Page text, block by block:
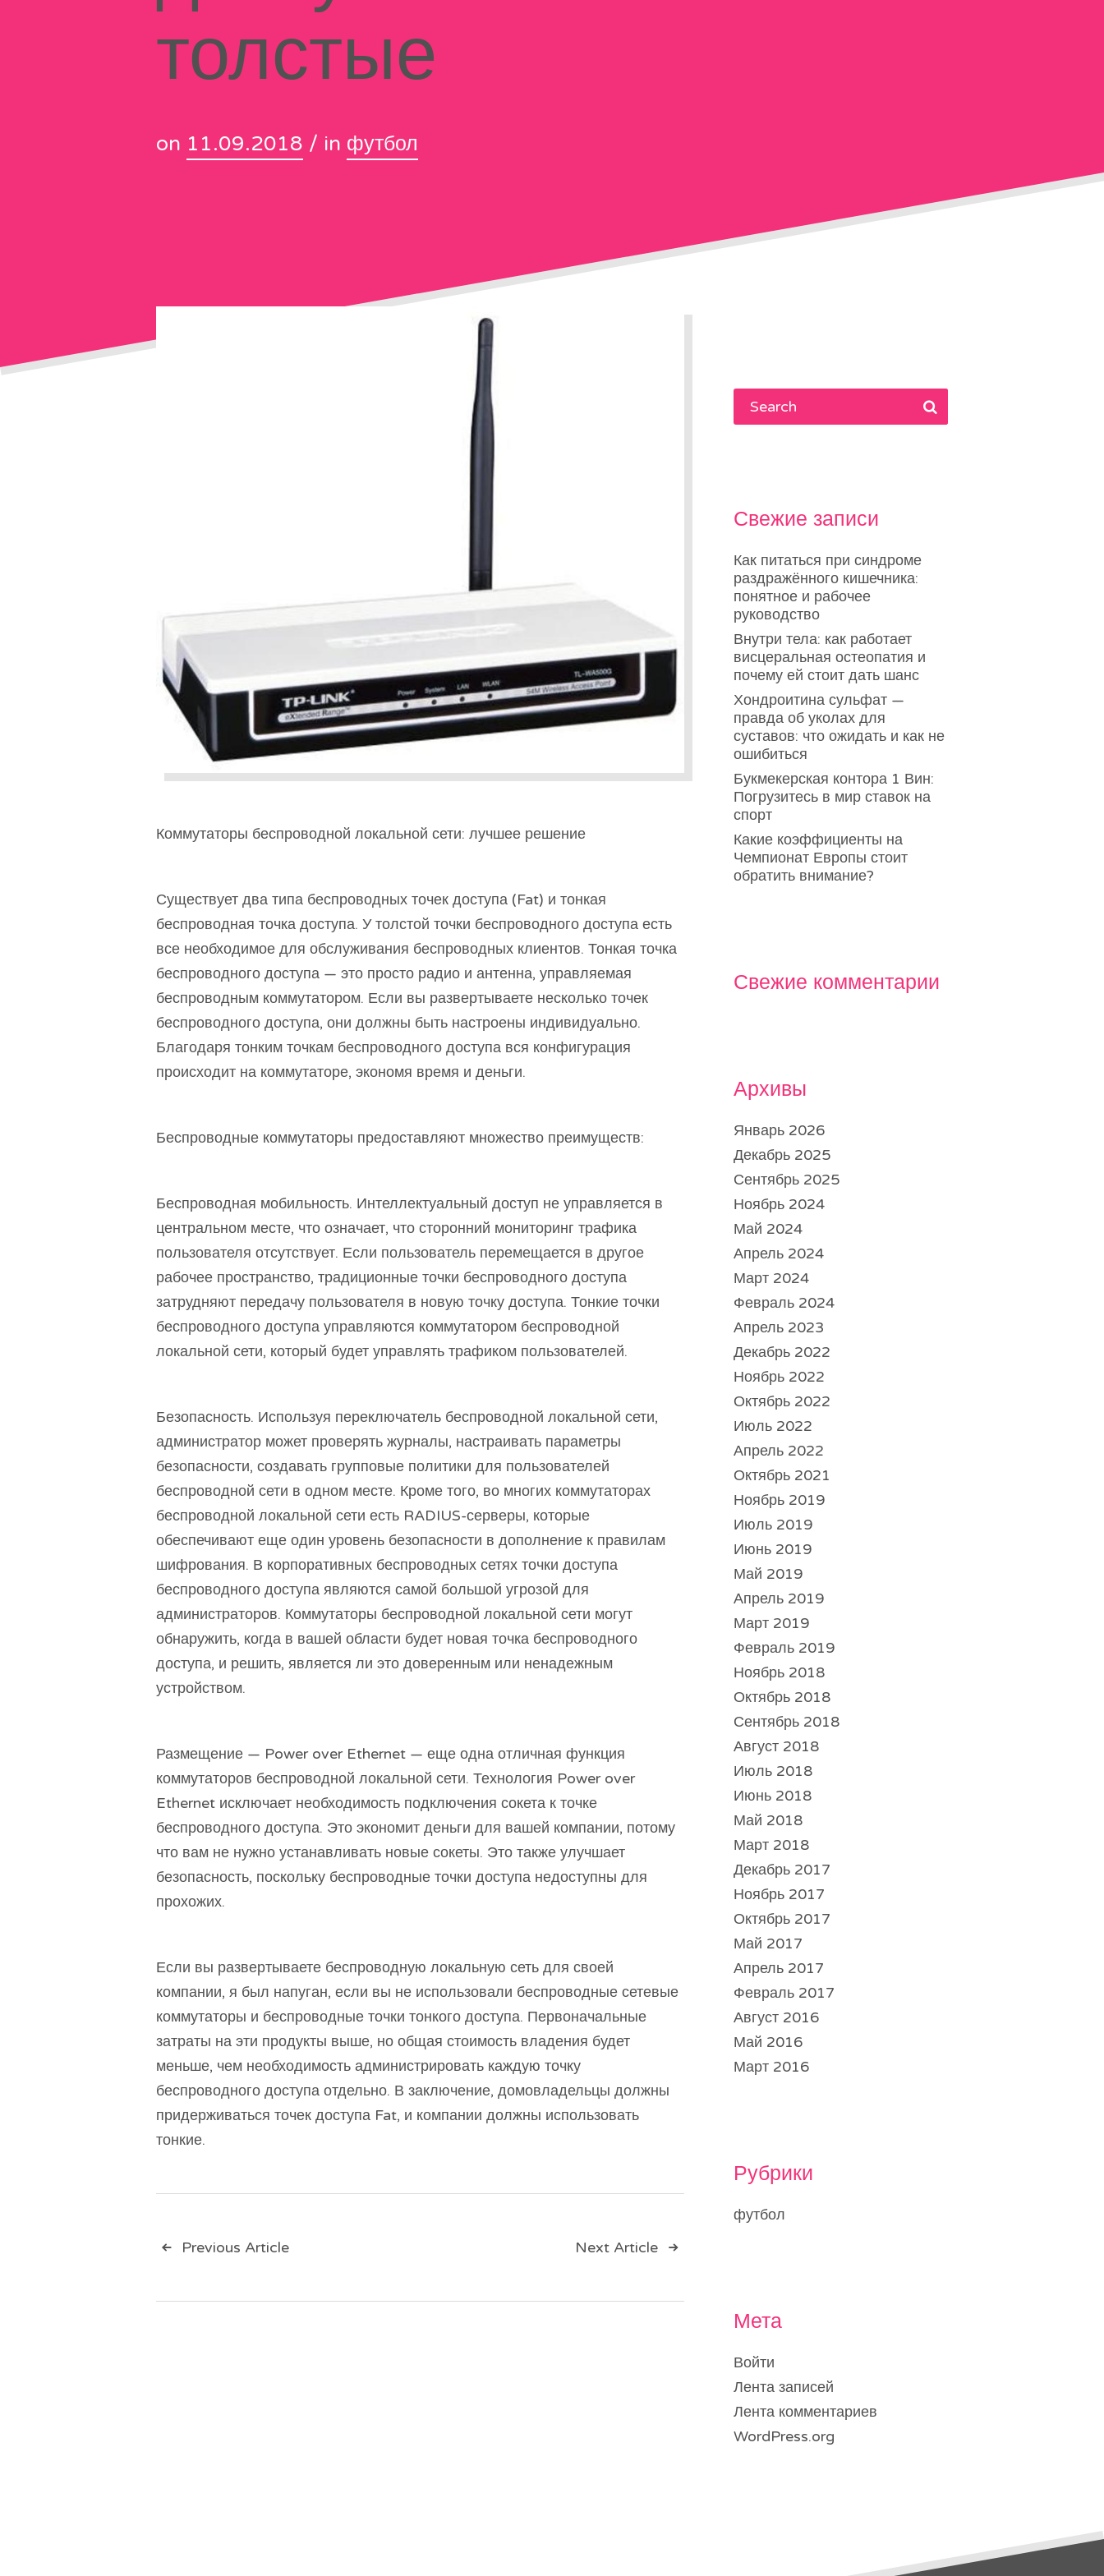
толстые
on 11.09.2018 / in футбол
Коммутаторы беспроводной локальной сети: лучшее решение
Существует два типа беспроводных точек доступа (Fat) и тонкая
беспроводная точка доступа. У толстой точки беспроводного доступа есть
все необходимое для обслуживания беспроводных клиентов. Тонкая точка
беспроводного доступа — это просто радио и антенна, управляемая
беспроводным коммутатором. Если вы развертываете несколько точек
беспроводного доступа, они должны быть настроены индивидуально.
Благодаря тонким точкам беспроводного доступа вся конфигурация
происходит на коммутаторе, экономя время и деньги.
Беспроводные коммутаторы предоставляют множество преимуществ:
Беспроводная мобильность. Интеллектуальный доступ не управляется в
центральном месте, что означает, что сторонний мониторинг трафика
пользователя отсутствует. Если пользователь перемещается в другое
рабочее пространство, традиционные точки беспроводного доступа
затрудняют передачу пользователя в новую точку доступа. Тонкие точки
беспроводного доступа управляются коммутатором беспроводной
локальной сети, который будет управлять трафиком пользователей.
Безопасность. Используя переключатель беспроводной локальной сети,
администратор может проверять журналы, настраивать параметры
безопасности, создавать групповые политики для пользователей
беспроводной сети в одном месте. Кроме того, во многих коммутаторах
беспроводной локальной сети есть RADIUS-серверы, которые
обеспечивают еще один уровень безопасности в дополнение к правилам
шифрования. В корпоративных беспроводных сетях точки доступа
беспроводного доступа являются самой большой угрозой для
администраторов. Коммутаторы беспроводной локальной сети могут
обнаружить, когда в вашей области будет новая точка беспроводного
доступа, и решить, является ли это доверенным или ненадежным
устройством.
Размещение — Power over Ethernet — еще одна отличная функция
коммутаторов беспроводной локальной сети. Технология Power over
Ethernet исключает необходимость подключения сокета к точке
беспроводного доступа. Это экономит деньги для вашей компании, потому
что вам не нужно устанавливать новые сокеты. Это также улучшает
безопасность, поскольку беспроводные точки доступа недоступны для
прохожих.
Если вы развертываете беспроводную локальную сеть для своей
компании, я был напуган, если вы не использовали беспроводные сетевые
коммутаторы и беспроводные точки тонкого доступа. Первоначальные
затраты на эти продукты выше, но общая стоимость владения будет
меньше, чем необходимость администрировать каждую точку
беспроводного доступа отдельно. В заключение, домовладельцы должны
придерживаться точек доступа Fat, и компании должны использовать
тонкие.
Навигация
по
Previous Article Next Article
Свежие записи
Как питаться при синдроме
раздражённого кишечника:
понятное и рабочее
руководство
Внутри тела: как работает
висцеральная остеопатия и
почему ей стоит дать шанс
Хондроитина сульфат —
правда об уколах для
суставов: что ожидать и как не
ошибиться
Букмекерская контора 1 Вин:
Погрузитесь в мир ставок на
спорт
Какие коэффициенты на
Чемпионат Европы стоит
обратить внимание?
Свежие комментарии
Архивы
Январь 2026
Декабрь 2025
Сентябрь 2025
Ноябрь 2024
Май 2024
Апрель 2024
Март 2024
Февраль 2024
Апрель 2023
Декабрь 2022
Ноябрь 2022
Октябрь 2022
Июль 2022
Апрель 2022
Октябрь 2021
Ноябрь 2019
Июль 2019
Июнь 2019
Май 2019
Апрель 2019
Март 2019
Февраль 2019
Ноябрь 2018
Октябрь 2018
Сентябрь 2018
Август 2018
Июль 2018
Июнь 2018
Май 2018
Март 2018
Декабрь 2017
Ноябрь 2017
Октябрь 2017
Май 2017
Апрель 2017
Февраль 2017
Август 2016
Май 2016
Март 2016
Рубрики
футбол
Мета
Войти
Лента записей
Лента комментариев
WordPress.org